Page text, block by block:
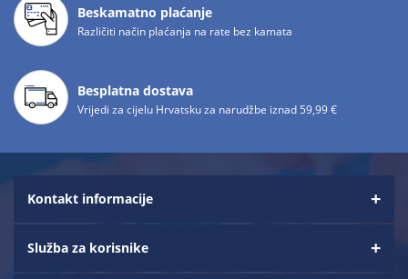
Beskamatno plaćanje
Različiti način plaćanja na rate bez kamata
Besplatna dostava
Vrijedi za cijelu Hrvatsku za narudžbe iznad 59,99 €
Kontakt informacije
Služba za korisnike